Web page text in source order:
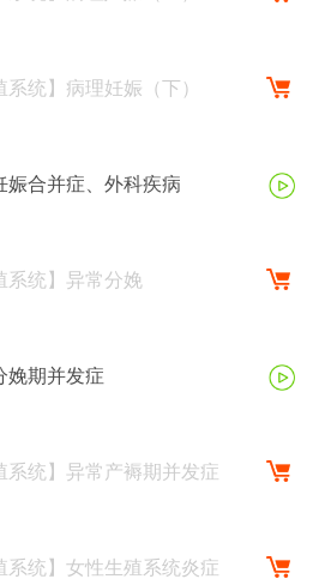
系统】病理妊娠（下）
娠合并症、外科疾病
系统】异常分娩
娩期并发症
系统】异常产褥期并发症
系统】女性生殖系统炎症